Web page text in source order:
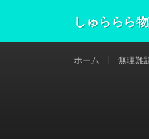
しゅららら
ホーム 無理難